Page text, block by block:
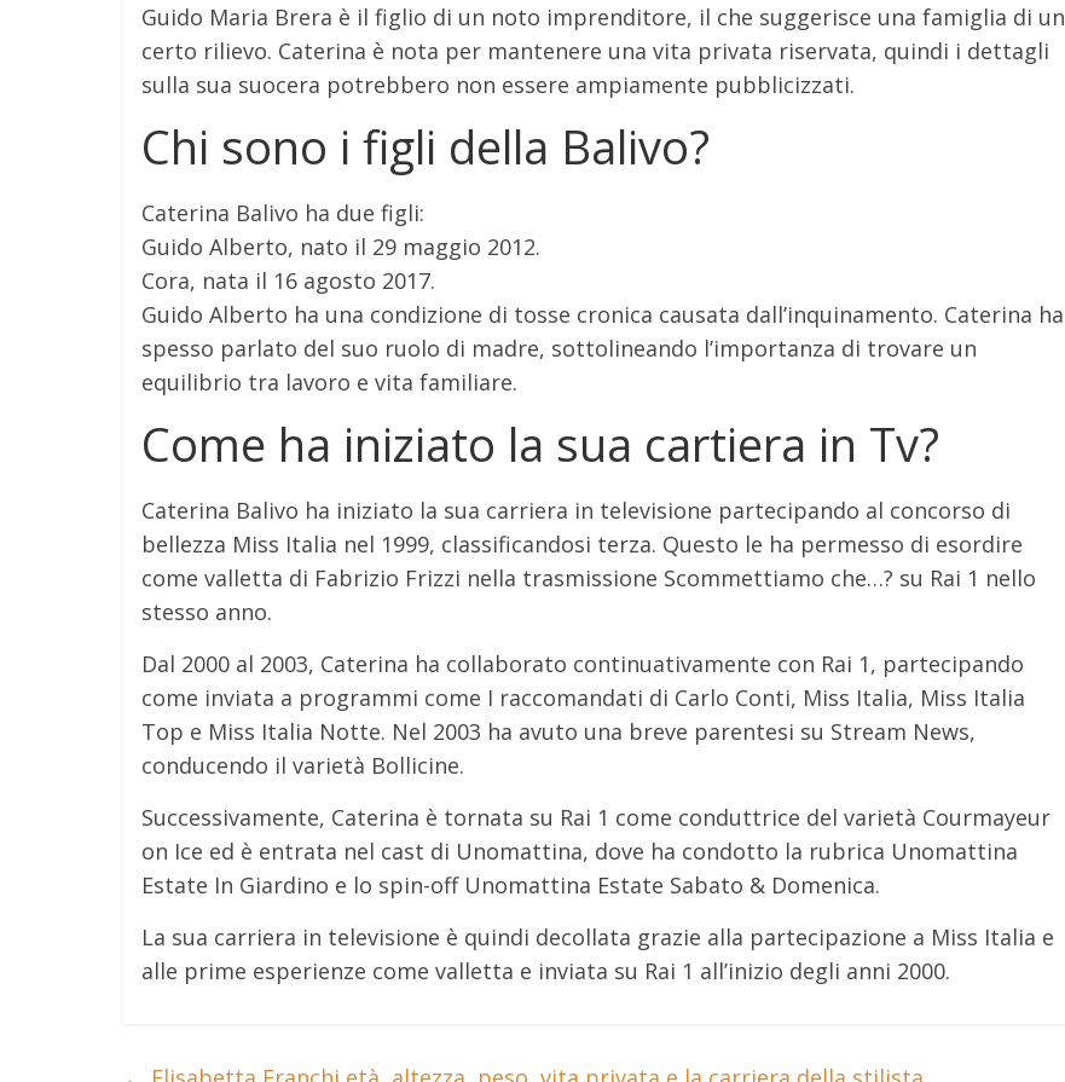
Guido Maria Brera è il figlio di un noto imprenditore, il che suggerisce una famiglia di un
certo rilievo. Caterina è nota per mantenere una vita privata riservata, quindi i dettagli
sulla sua suocera potrebbero non essere ampiamente pubblicizzati.
Chi sono i figli della Balivo?
Caterina Balivo ha due figli:
Guido Alberto, nato il 29 maggio 2012.
Cora, nata il 16 agosto 2017.
Guido Alberto ha una condizione di tosse cronica causata dall’inquinamento. Caterina ha
spesso parlato del suo ruolo di madre, sottolineando l’importanza di trovare un
equilibrio tra lavoro e vita familiare.
Come ha iniziato la sua cartiera in Tv?
Caterina Balivo ha iniziato la sua carriera in televisione partecipando al concorso di
bellezza Miss Italia nel 1999, classificandosi terza. Questo le ha permesso di esordire
come valletta di Fabrizio Frizzi nella trasmissione Scommettiamo che…? su Rai 1 nello
stesso anno.
Dal 2000 al 2003, Caterina ha collaborato continuativamente con Rai 1, partecipando
come inviata a programmi come I raccomandati di Carlo Conti, Miss Italia, Miss Italia
Top e Miss Italia Notte. Nel 2003 ha avuto una breve parentesi su Stream News,
conducendo il varietà Bollicine.
Successivamente, Caterina è tornata su Rai 1 come conduttrice del varietà Courmayeur
on Ice ed è entrata nel cast di Unomattina, dove ha condotto la rubrica Unomattina
Estate In Giardino e lo spin-off Unomattina Estate Sabato & Domenica.
La sua carriera in televisione è quindi decollata grazie alla partecipazione a Miss Italia e
alle prime esperienze come valletta e inviata su Rai 1 all’inizio degli anni 2000.